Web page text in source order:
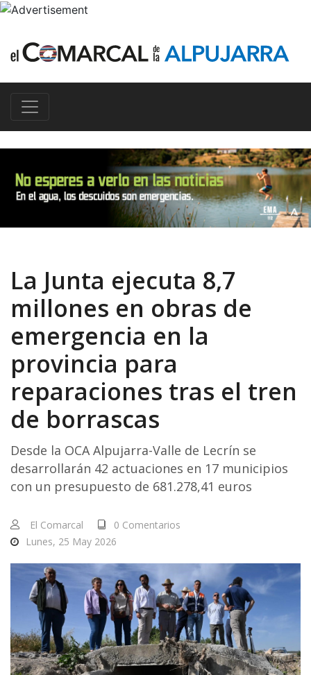
La Junta ejecuta 8,7
millones en obras de
emergencia en la
provincia para
reparaciones tras el tren
de borrascas
Desde la OCA Alpujarra-Valle de Lecrín se
desarrollarán 42 actuaciones en 17 municipios
con un presupuesto de 681.278,41 euros
El Comarcal
0 Comentarios
Lunes, 25 May 2026